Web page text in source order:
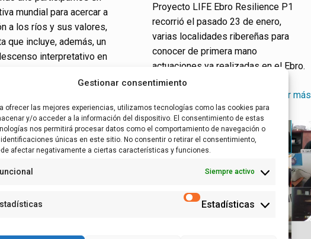
Gestionar consentimiento
ofrecer las mejores experiencias, utilizamos tecnologías como las cookies para
y/o acceder a la información del dispositivo. El consentimiento de estas
nos permitirá procesar datos como el comportamiento de navegación o
únicas en este sitio. No consentir o retirar el consentimiento,
afectar negativamente a ciertas características y funciones.
Siempre activo
Estadísticas
mundial para acercar a
a los ríos y sus valores,
que incluye, además, un
interpretativo en
Leer más
Proyecto LIFE Ebro Resilience P1
recorrió el pasado 23 de enero,
varias localidades ribereñas para
conocer de primera mano
actuaciones ya realizadas en el Ebro.
Leer más